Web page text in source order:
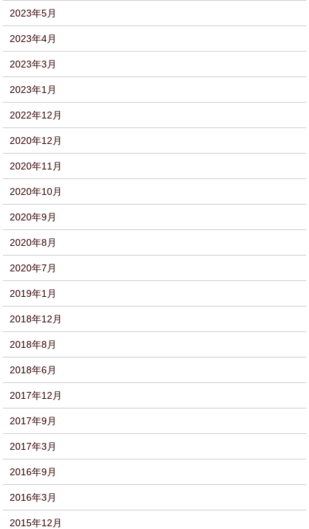
2023年5月
2023年4月
2023年3月
2023年1月
2022年12月
2020年12月
2020年11月
2020年10月
2020年9月
2020年8月
2020年7月
2019年1月
2018年12月
2018年8月
2018年6月
2017年12月
2017年9月
2017年3月
2016年9月
2016年3月
2015年12月